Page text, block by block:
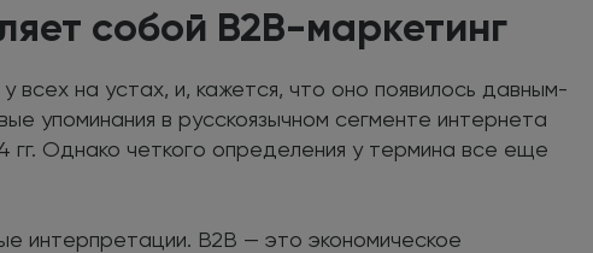
собой В2В-маркетинг
всех на устах, и, кажется, что оно появилось давным-
упоминания в русскоязычном сегменте интернета
Однако четкого определения у термина все еще
интерпретации. В2В — это экономическое